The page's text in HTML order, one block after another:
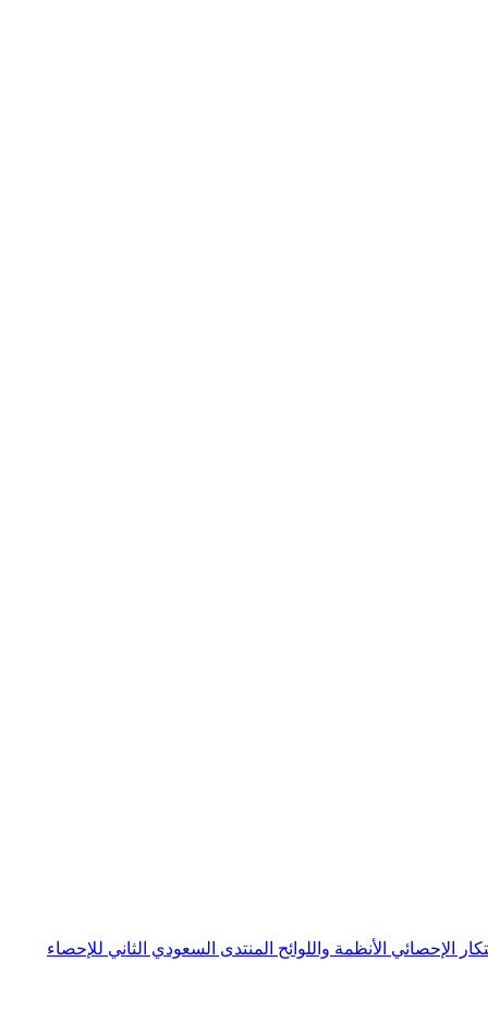
الإحصائي الأنظمة واللوائح المنتدى السعودي الثاني للإحصاء